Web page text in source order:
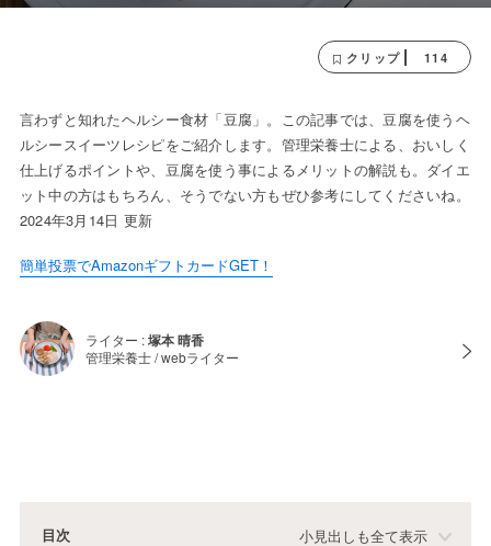
クリップ 114
言わずと知れたヘルシー食材「豆腐」。この記事では、豆腐を使うヘ
ルシースイーツレシピをご紹介します。管理栄養士による、おいしく
仕上げるポイントや、豆腐を使う事によるメリットの解説も。ダイエ
ット中の方はもちろん、そうでない方もぜひ参考にしてくださいね。
2024年3月14日 更新
簡単投票でAmazonギフトカードGET！
ライター :塚本 晴香
管理栄養士 / webライター
目次 小見出しも全て表示